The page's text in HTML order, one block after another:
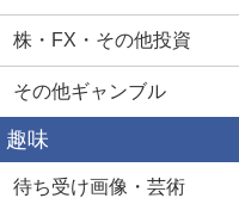
株・FX・その他投資
その他ギャンブル
趣味
待ち受け画像・芸術